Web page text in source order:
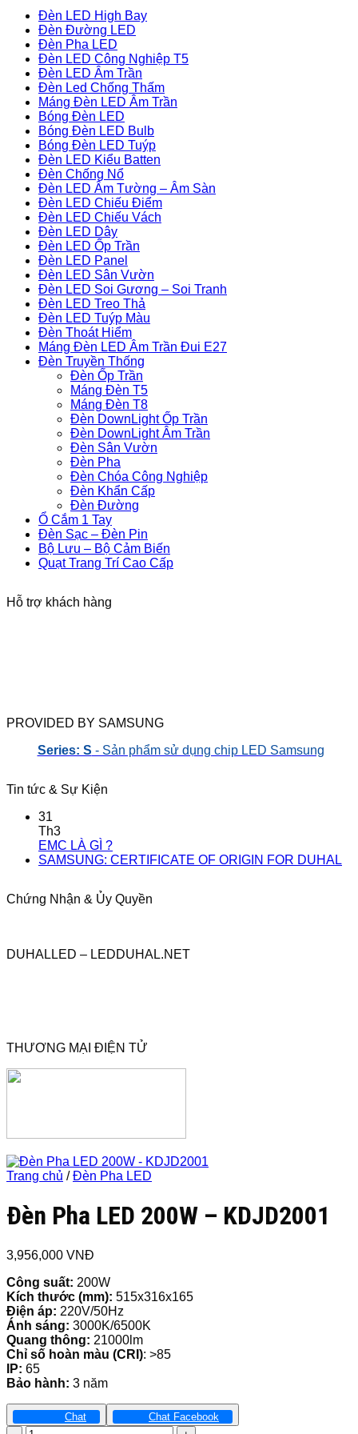
Đèn LED High Bay
Đèn Đường LED
Đèn Pha LED
Đèn LED Công Nghiệp T5
Đèn LED Âm Trần
Đèn Led Chống Thấm
Máng Đèn LED Âm Trần
Bóng Đèn LED
Bóng Đèn LED Bulb
Bóng Đèn LED Tuýp
Đèn LED Kiểu Batten
Đèn Chống Nổ
Đèn LED Âm Tường – Âm Sàn
Đèn LED Chiếu Điểm
Đèn LED Chiếu Vách
Đèn LED Dây
Đèn LED Ốp Trần
Đèn LED Panel
Đèn LED Sân Vườn
Đèn LED Soi Gương – Soi Tranh
Đèn LED Treo Thả
Đèn LED Tuýp Màu
Đèn Thoát Hiểm
Máng Đèn LED Âm Trần Đui E27
Đèn Truyền Thống
Đèn Ốp Trần
Máng Đèn T5
Máng Đèn T8
Đèn DownLight Ốp Trần
Đèn DownLight Âm Trần
Đèn Sân Vườn
Đèn Pha
Đèn Chóa Công Nghiệp
Đèn Khẩn Cấp
Đèn Đường
Ổ Cắm 1 Tay
Đèn Sạc – Đèn Pin
Bộ Lưu – Bộ Cảm Biến
Quạt Trang Trí Cao Cấp
Hỗ trợ khách hàng
PROVIDED BY SAMSUNG
Series: S - Sản phẩm sử dụng chip LED Samsung
Tin tức & Sự Kiện
31
Th3
EMC LÀ GÌ ?
SAMSUNG: CERTIFICATE OF ORIGIN FOR DUHAL
Chứng Nhận & Ủy Quyền
DUHALLED – LEDDUHAL.NET
THƯƠNG MẠI ĐIỆN TỬ
Trang chủ / Đèn Pha LED
Đèn Pha LED 200W – KDJD2001
3,956,000 VNĐ
Công suất: 200W
Kích thước (mm): 515x316x165
Điện áp: 220V/50Hz
Ánh sáng: 3000K/6500K
Quang thông: 21000lm
Chỉ số hoàn màu (CRI): >85
IP: 65
Bảo hành: 3 năm
Chat Chat Facebook